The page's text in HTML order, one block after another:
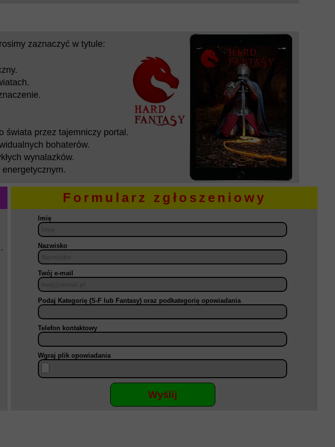
Imię
Nazwisko
Twój e-mail
Podaj Kategorię (S-F lub Fantasy) oraz podkategorię opowiadania
Telefon kontaktowy
Wgraj plik opowiadania
Wyślij
Formularz zgłoszeniowy
zaznaczyć w tytule:
świata przez tajemniczy portal.
bohaterów.
wynalazków.